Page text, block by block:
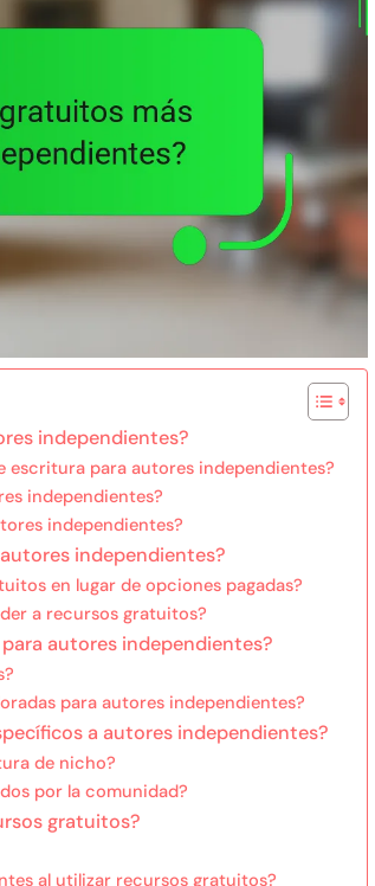
independientes?
escritura para autores independientes?
independientes?
independientes?
independientes?
en lugar de opciones pagadas?
a recursos gratuitos?
autores independientes?
para autores independientes?
a autores independientes?
de nicho?
por la comunidad?
gratuitos?
al utilizar recursos gratuitos?